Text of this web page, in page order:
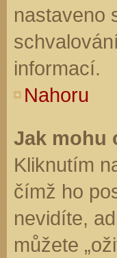
nastaveno
informací.
Nahoru
Jak mohu
Kliknutím
čímž ho
nevidíte,
můžete